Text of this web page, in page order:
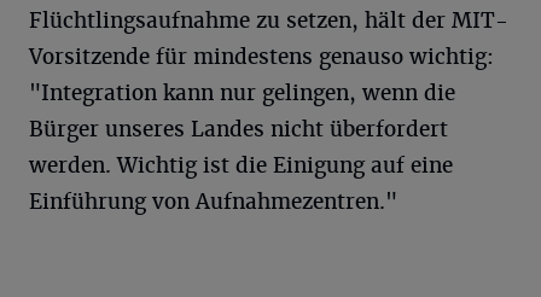
Flüchtlingsaufnahme zu setzen, hält der MIT-
Vorsitzende für mindestens genauso wichtig:
"Integration kann nur gelingen, wenn die
Bürger unseres Landes nicht überfordert
werden. Wichtig ist die Einigung auf eine
Einführung von Aufnahmezentren."